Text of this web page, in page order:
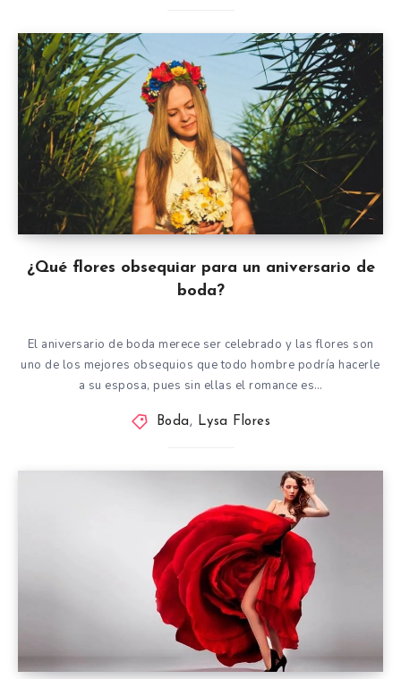
¿Qué flores obsequiar para un aniversario de
boda?
El aniversario de boda merece ser celebrado y las flores son
uno de los mejores obsequios que todo hombre podría hacerle
a su esposa, pues sin ellas el romance es…
Boda, Lysa Flores